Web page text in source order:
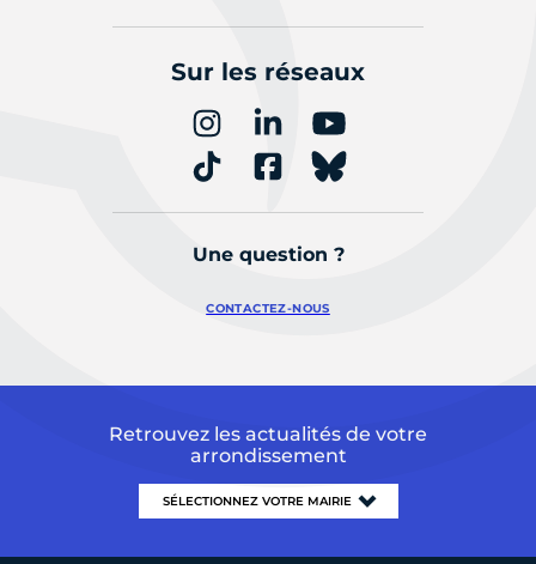
Sur les réseaux
Une question ?
CONTACTEZ-NOUS
Retrouvez les actualités de votre
arrondissement